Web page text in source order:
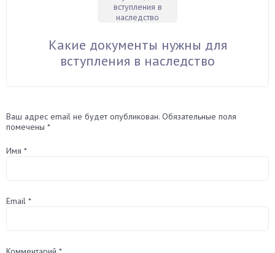
Какие документы нужны для
вступления в наследство
Ваш адрес email не будет опубликован. Обязательные поля
помечены *
Имя *
Email *